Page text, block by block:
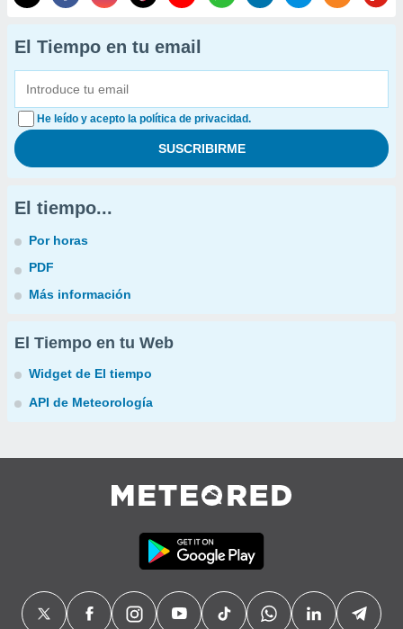
El Tiempo en tu email
He leído y acepto la política de privacidad.
El tiempo...
Por horas
PDF
Más información
El Tiempo en tu Web
Widget de El tiempo
API de Meteorología